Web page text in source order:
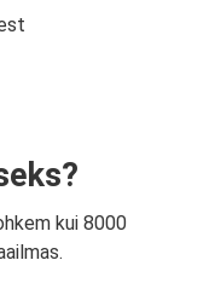
kui 8000